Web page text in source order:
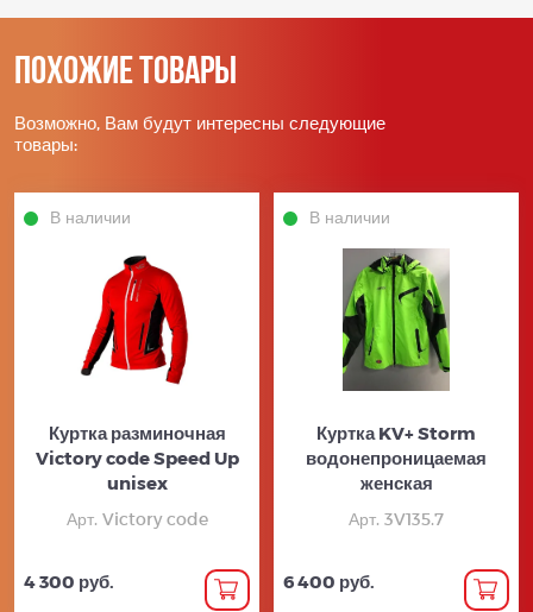
Похожие товары
Возможно, Вам будут интересны следующие
товары:
В наличии
Куртка разминочная
Victory code Speed Up
unisex
Арт. Victory code
4 300 руб.
В наличии
Куртка KV+ Storm
водонепроницаемая
женская
Арт. 3V135.7
6 400 руб.